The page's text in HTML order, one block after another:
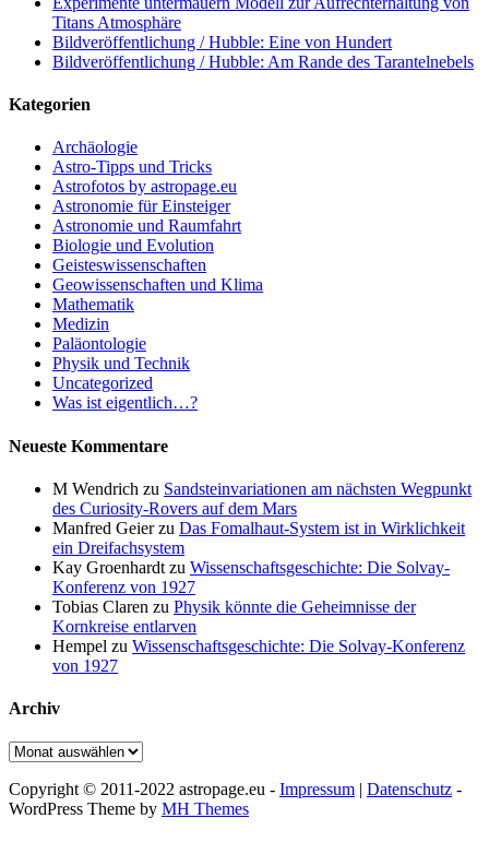
Titans Atmosphäre
Bildveröffentlichung / Hubble: Eine von Hundert
Bildveröffentlichung / Hubble: Am Rande des Tarantelnebels
Kategorien
Archäologie
Astro-Tipps und Tricks
Astrofotos by astropage.eu
Astronomie für Einsteiger
Astronomie und Raumfahrt
Biologie und Evolution
Geisteswissenschaften
Geowissenschaften und Klima
Mathematik
Medizin
Paläontologie
Physik und Technik
Uncategorized
Was ist eigentlich…?
Neueste Kommentare
M Wendrich zu Sandsteinvariationen am nächsten Wegpunkt
des Curiosity-Rovers auf dem Mars
Manfred Geierzu Das Fomalhaut-System ist in Wirklichkeit
ein Dreifachsystem
Kay Groenhardt zu Wissenschaftsgeschichte: Die Solvay-
Konferenz von 1927
Tobias Claren zu Physik könnte die Geheimnisse der
Kornkreise entlarven
Hempel zu Wissenschaftsgeschichte: Die Solvay-Konferenz
von 1927
Archiv
Archiv
Copyright © 2011-2022 astropage.eu - Impressum | Datenschutz -
WordPress Theme by MH Themes